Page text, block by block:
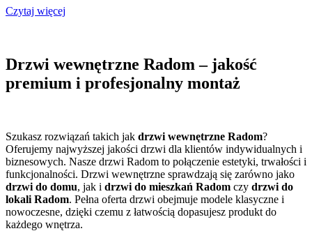
Czytaj więcej
Drzwi wewnętrzne Radom – jakość
premium i profesjonalny montaż
Szukasz rozwiązań takich jak drzwi wewnętrzne Radom?
Oferujemy najwyższej jakości drzwi dla klientów indywidualnych i
biznesowych. Nasze drzwi Radom to połączenie estetyki, trwałości i
funkcjonalności. Drzwi wewnętrzne sprawdzają się zarówno jako
drzwi do domu, jak i drzwi do mieszkań Radom czy drzwi do
lokali Radom. Pełna oferta drzwi obejmuje modele klasyczne i
nowoczesne, dzięki czemu z łatwością dopasujesz produkt do
każdego wnętrza.